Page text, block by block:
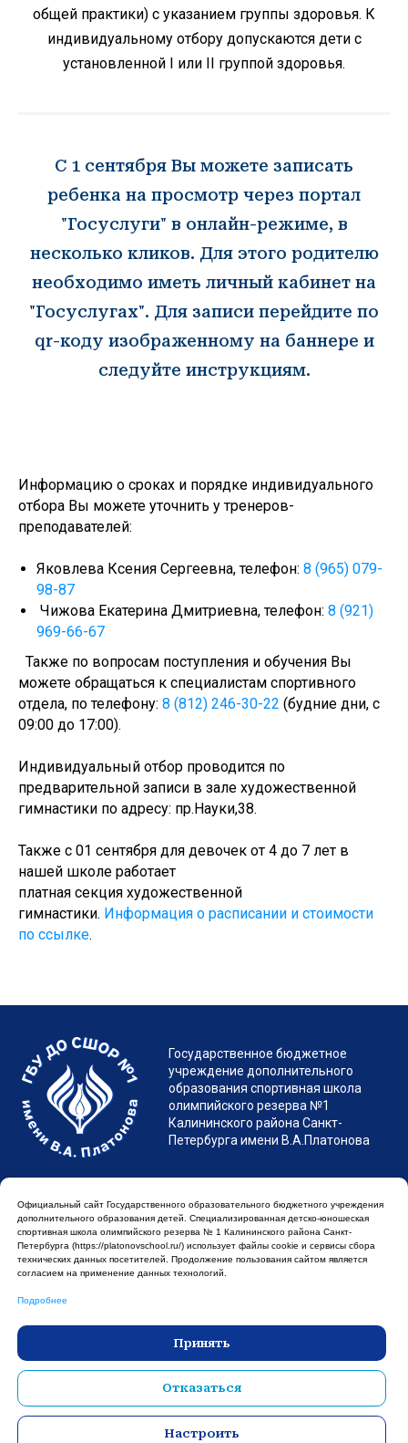
общей практики) с указанием группы здоровья. К
индивидуальному отбору допускаются дети с
установленной I или II группой здоровья.
С 1 сентября Вы можете записать
ребенка на просмотр через портал
"Госуслуги" в онлайн-режиме, в
несколько кликов. Для этого родителю
необходимо иметь личный кабинет на
"Госуслугах". Для записи перейдите по
qr-коду изображенному на баннере и
следуйте инструкциям.
Информацию о сроках и порядке индивидуального
отбора Вы можете уточнить у тренеров-
преподавателей:​
Яковлева Ксения Сергеевна, телефон: 8 (965) 079-
98-87
Чижова Екатерина Дмитриевна, телефон: 8 (921)
969-66-67
Также по вопросам поступления и обучения Вы
можете обращаться к специалистам спортивного
отдела, по телефону: 8 (812) 246-30-22 (будние дни, с
09:00 до 17:00).
Индивидуальный отбор проводится по
предварительной записи в зале художественной
гимнастики по адресу: пр.Науки,38.
Также с 01 сентября для девочек от 4 до 7 лет в
нашей школе работает
платная секция художественной
гимнастики. Информация о расписании и стоимости
по ссылке.
Официальный сайт Государственного образовательного бюджетного учреждения
дополнительного образования детей. Cпециализированная детско-юношеская
спортивная школа олимпийского резерва № 1 Калининского района Санкт-
Петербурга (https://platonovschool.ru/) использует файлы cookie и сервисы сбора
технических данных посетителей. Продолжение пользования сайтом является
согласием на применение данных технологий.
Подробнее
Принять
Отказаться
Настроить
образования спортивная школа
олимпийского резерва №1
Калининского района Санкт-
Петербурга имени В.А.Платонова
ГБУ ДО СШОР №1 имени В.А. Платонова © 2026Противодействие коррупции
Охрана труда Стоп
Санкт-Петербург, Гражданский пр. д.7 лит. А
spb.platonovschool@yandex.ru
МЕНЮ